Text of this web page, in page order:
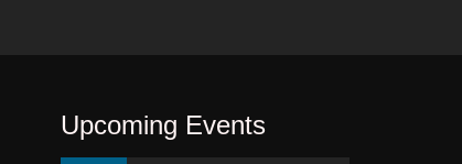
Upcoming Events